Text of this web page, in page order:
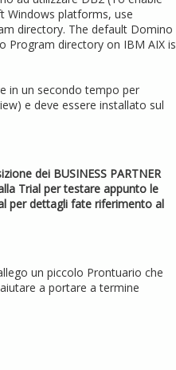
Windows platforms, use
directory. The default Domino
Program directory on IBM AIX is
in un secondo tempo per
e deve essere installato sul
dei BUSINESS PARTNER
Trial per testare appunto le
per dettagli fate riferimento al
un piccolo Prontuario che
a portare a termine